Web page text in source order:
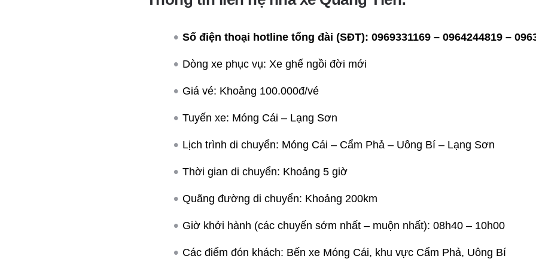
Số điện thoại hotline tổng đài (SĐT): 0969331169 – 0964244819 –
Dòng xe phục vụ: Xe ghế ngồi đời mới
Giá vé: Khoảng 100.000đ/vé
Tuyến xe: Móng Cái – Lạng Sơn
Lịch trình di chuyển: Móng Cái – Cẩm Phả – Uông Bí – Lạng Sơn
Thời gian di chuyển: Khoảng 5 giờ
Quãng đường di chuyển: Khoảng 200km
Giờ khởi hành (các chuyến sớm nhất – muộn nhất): 08h40 – 10h00
Các điểm đón khách: Bến xe Móng Cái, khu vực Cẩm Phả, Uông Bí